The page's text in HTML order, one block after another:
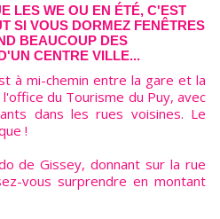
LES WE OU EN ÉTÉ, C'EST
SI VOUS DORMEZ FENÊTRES
BEAUCOUP DES
CENTRE VILLE...
à mi-chemin entre la gare et la
du Tourisme du Puy, avec
dans les rues voisines. Le
!
de Gissey, donnant sur la rue
vous surprendre en montant